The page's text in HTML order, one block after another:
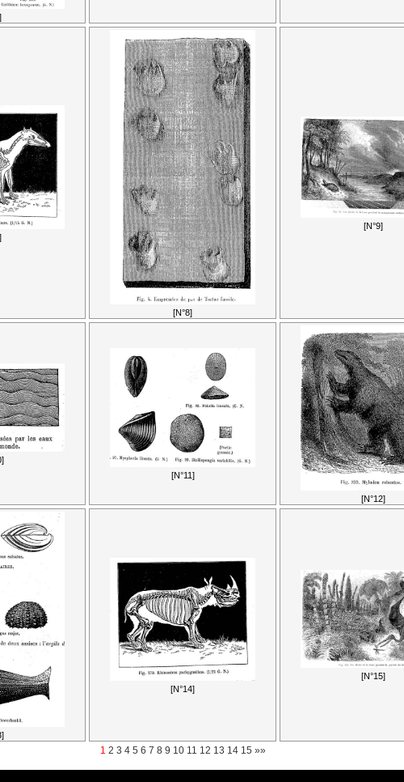
[N°8]
[N°9]
[N°11]
[N°12]
[N°14]
[N°15]
1 2 3 4 5 6 7 8 9 10 11 12 13 14 15 »»